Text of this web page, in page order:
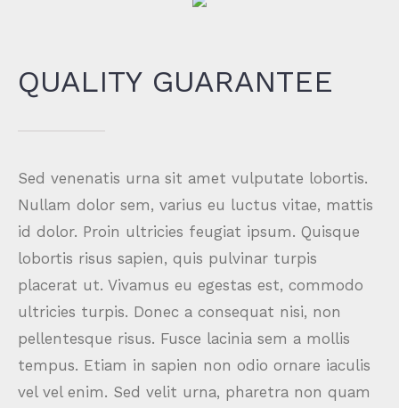
QUALITY GUARANTEE
Sed venenatis urna sit amet vulputate lobortis.
Nullam dolor sem, varius eu luctus vitae, mattis
id dolor. Proin ultricies feugiat ipsum. Quisque
lobortis risus sapien, quis pulvinar turpis
placerat ut. Vivamus eu egestas est, commodo
ultricies turpis. Donec a consequat nisi, non
pellentesque risus. Fusce lacinia sem a mollis
tempus. Etiam in sapien non odio ornare iaculis
vel vel enim. Sed velit urna, pharetra non quam